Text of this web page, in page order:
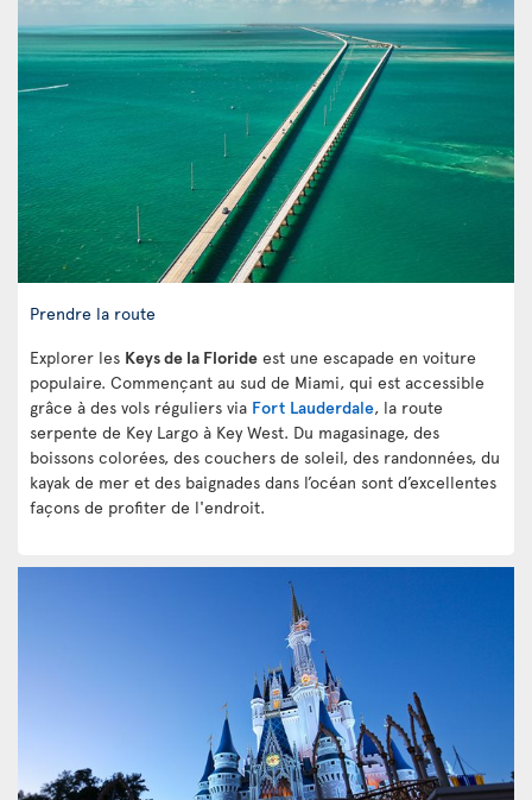
Prendre la route
Explorer les Keys de la Floride est une escapade en voiture
populaire. Commençant au sud de Miami, qui est accessible
grâce à des vols réguliers via Fort Lauderdale, la route
serpente de Key Largo à Key West. Du magasinage, des
boissons colorées, des couchers de soleil, des randonnées, du
kayak de mer et des baignades dans l’océan sont d’excellentes
façons de profiter de l'endroit.